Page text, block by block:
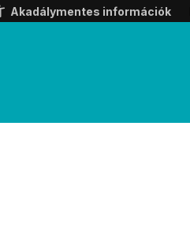
Akadálymentes információk